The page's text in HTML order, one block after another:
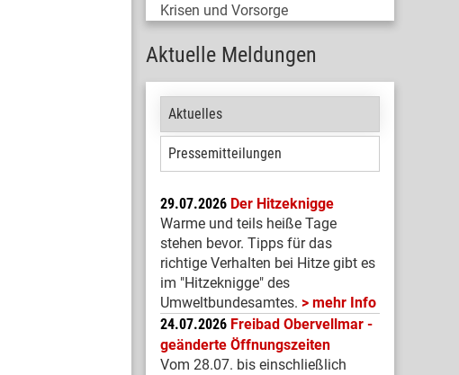
Krisen und Vorsorge
Aktuelle Meldungen
Aktuelles
Pressemitteilungen
29.07.2026 Der Hitzeknigge
Warme und teils heiße Tage
stehen bevor. Tipps für das
richtige Verhalten bei Hitze gibt es
im "Hitzeknigge" des
Umweltbundesamtes.
mehr Info
24.07.2026 Freibad Obervellmar -
geänderte Öffnungszeiten
Vom 28.07. bis einschließlich